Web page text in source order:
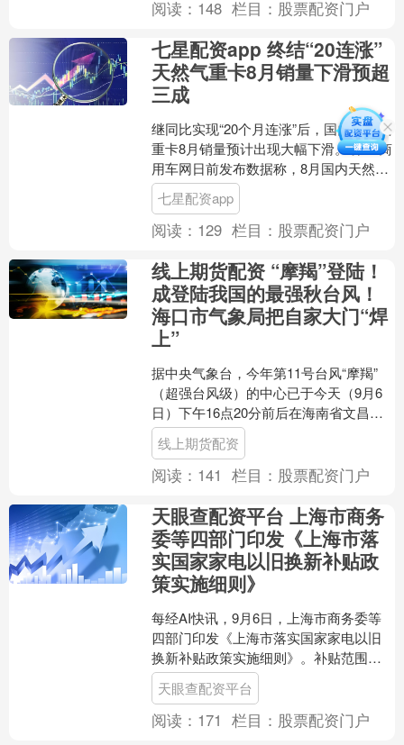
阅读： 148 栏目： 股票配资门户
七星配资app 终结“20连涨”
天然气重卡8月销量下滑预超
三成
继同比实现“20个月连涨”后，国内天然气
重卡8月销量预计出现大幅下滑。 第一商
用车网日前发布数据称，8月国内天然气
重卡终端实销预计在1.2万-1.3万辆，同
比下....
七星配资app
阅读： 129 栏目： 股票配资门户
线上期货配资 “摩羯”登陆！
成登陆我国的最强秋台风！
海口市气象局把自家大门“焊
上”
据中央气象台，今年第11号台风“摩羯”
（超强台风级）的中心已于今天（9月6
日）下午16点20分前后在海南省文昌沿
海登陆，登陆时为超强台风级线上期货
配资，中心附近....
线上期货配资
阅读： 141 栏目： 股票配资门户
天眼查配资平台 上海市商务
委等四部门印发《上海市落
实国家家电以旧换新补贴政
策实施细则》
每经AI快讯，9月6日，上海市商务委等
四部门印发《上海市落实国家家电以旧
换新补贴政策实施细则》。补贴范围
为，对个人消费者购买一级和二级能效
的冰箱（含冰柜）、洗衣....
天眼查配资平台
阅读： 171 栏目： 股票配资门户